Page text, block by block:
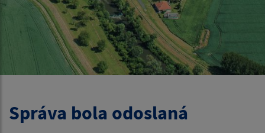
Správa bola odoslaná